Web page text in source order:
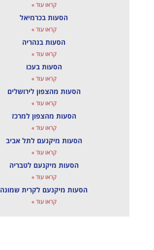
קראו עוד »
הסעות בכרמיאל
קראו עוד »
הסעות בנהריה
קראו עוד »
הסעות בעכו
קראו עוד »
הסעות מהצפון לירושלים
קראו עוד »
הסעות מהצפון למרכז
קראו עוד »
הסעות מיקנעם לתל אביב
קראו עוד »
הסעות מיקנעם לטבריה
קראו עוד »
הסעות מיקנעם לקרית שמונה
קראו עוד »